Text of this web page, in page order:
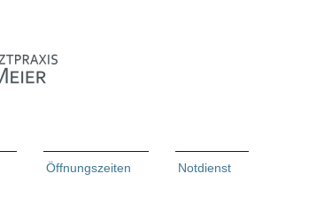
Öffnungszeiten Notdienst